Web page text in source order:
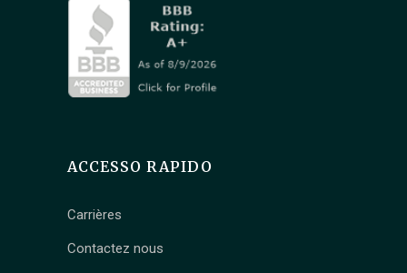
ACCESSO RAPIDO
Carrières
Contactez nous